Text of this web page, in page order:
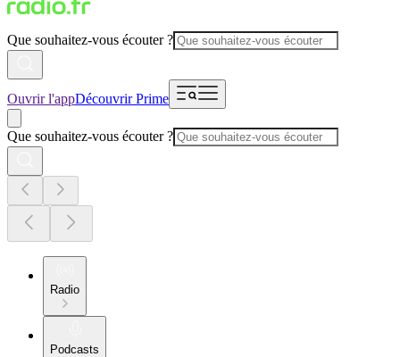
Que souhaitez-vous écouter ?
Ouvrir l'appDécouvrir Prime
Que souhaitez-vous écouter ?
Radio
Podcasts